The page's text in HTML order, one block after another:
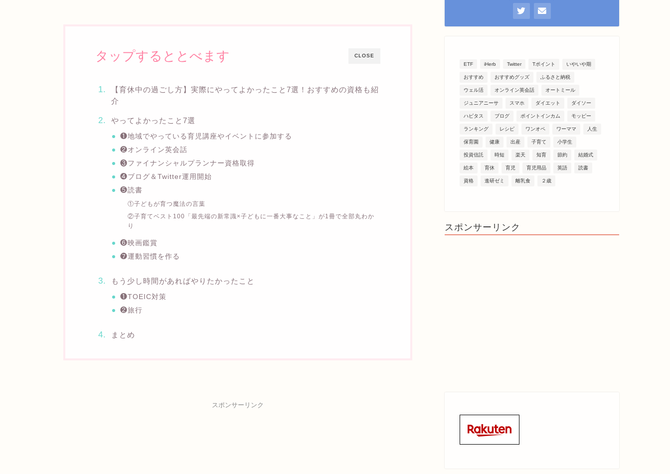
CLOSE
タップするととべます
【育休中の過ごし方】実際にやってよかったこと7選！おすすめの資格も紹
介
やってよかったこと7選
❶地域でやっている育児講座やイベントに参加する
❷オンライン英会話
❸ファイナンシャルプランナー資格取得
❹ブログ＆Twitter運用開始
❺読書
①子どもが育つ魔法の言葉
②子育てベスト100「最先端の新常識×子どもに一番大事なこと」が1冊で全部丸わか
り
❻映画鑑賞
❼運動習慣を作る
もう少し時間があればやりたかったこと
❶TOEIC対策
❷旅行
まとめ
スポンサーリンク
ETF iHerb Twitter Tポイント いやいや期
おすすめ おすすめグッズ ふるさと納税
ウェル活 オンライン英会話 オートミール
ジュニアニーサ スマホ ダイエット ダイソー
ハピタス ブログ ポイントインカム モッピー
ランキング レシピ ワンオペ ワーママ 人生
保育園 健康 出産 子育て 小学生
投資信託 時短 楽天 知育 節約 結婚式
絵本 育休 育児 育児用品 英語 読書
資格 進研ゼミ 離乳食 ２歳
スポンサーリンク